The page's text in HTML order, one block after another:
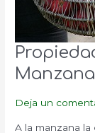
Manzana
Deja un
A la manzana